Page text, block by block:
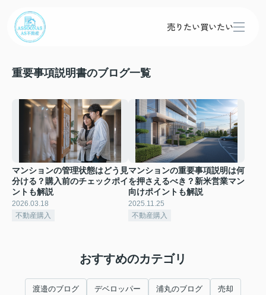
売りたい買いたい
重要事項説明書のブログ一覧
マンションの管理状態はどう見
分ける？購入前のチェックポイ
ントも解説
2026.03.18
不動産購入
マンションの重要事項説明は何
を押さえるべき？新米営業マン
向けポイントも解説
2025.11.25
不動産購入
おすすめのカテゴリ
渡邉のブログ デベロッパー 浦丸のブログ 売却